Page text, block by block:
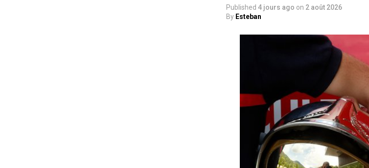
Published 4 jours ago on 2 août 2026
By Esteban